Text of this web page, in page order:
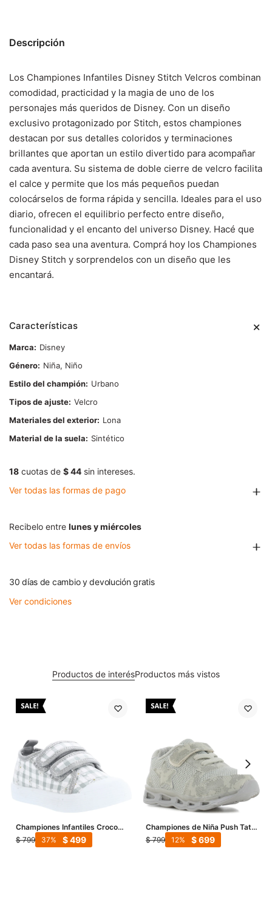
Descripción
Los Championes Infantiles Disney Stitch Velcros combinan
comodidad, practicidad y la magia de uno de los
personajes más queridos de Disney. Con un diseño
exclusivo protagonizado por Stitch, estos championes
destacan por sus detalles coloridos y terminaciones
brillantes que aportan un estilo divertido para acompañar
cada aventura. Su sistema de doble cierre de velcro facilita
el calce y permite que los más pequeños puedan
colocárselos de forma rápida y sencilla. Ideales para el uso
diario, ofrecen el equilibrio perfecto entre diseño,
funcionalidad y el encanto del universo Disney. Hacé que
cada paso sea una aventura. Comprá hoy los Championes
Disney Stitch y sorprendelos con un diseño que les
encantará.
Características
Marca
Disney
Género
Niña, Niño
Estilo del champión
Urbano
Tipos de ajuste Velcro
Materiales del exterior
Lona
Material de la suela
Sintético
18 cuotas de $ 44 sin intereses.
Ver todas las formas de pago
Recibelo entre lunes y miércoles
Ver todas las formas de envíos
30 días de cambio y devolución gratis
Ver condiciones
Productos de interésProductos más vistos
Championes Infantiles Croco
Kids BLAZE con velcros - Gris
$ 799 $499
37
Championes de Niña Push Tati
- Gris
$ 799 $699
12